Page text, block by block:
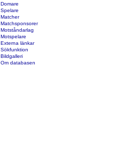
Domare
Spelare
Matcher
Matchsponsorer
Motståndarlag
Motspelare
Externa länkar
Sökfunktion
Bildgalleri
Om databasen